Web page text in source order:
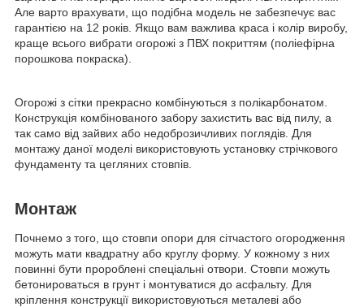
Але варто врахувати, що подібна модель не забезпечує вас
гарантією на 12 років. Якщо вам важлива краса і колір виробу,
краще всього вибрати огорожі з ПВХ покриттям (поліефірна
порошкова покраска).
Огорожі з сітки прекрасно комбінуються з полікарбонатом.
Конструкція комбінованого забору захистить вас від пилу, а
так само від зайвих або недоброзичливих поглядів. Для
монтажу даної моделі використовують установку стрічкового
фундаменту та цегляних стовпів.
Монтаж
Почнемо з того, що стовпи опори для сітчастого огородження
можуть мати квадратну або круглу форму. У кожному з них
повинні бути пророблені спеціальні отвори. Стовпи можуть
бетонироваться в грунт і монтуватися до асфальту. Для
кріплення конструкції використовуються металеві або